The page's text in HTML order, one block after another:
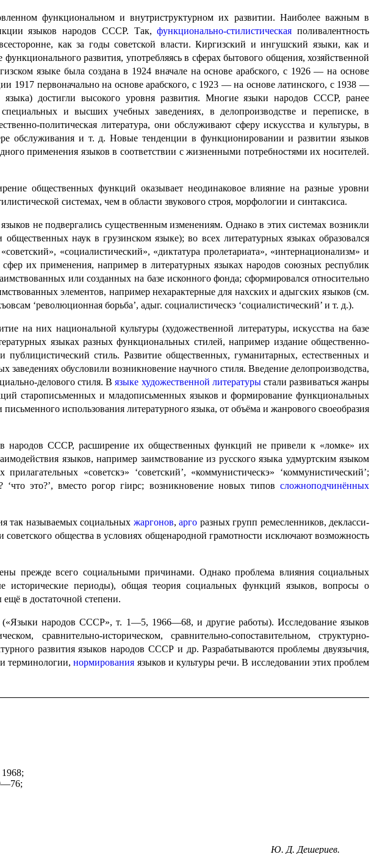
функциональном и внутриструктурном их развитии. Наиболее важным в
языков народов СССР. Так,функционально-стилистическая поливалентность
как за годы советской власти. Киргизский и ингушский языки, как и
развития, употребляясь в сферах бытового общения, хозяйственной
языке была создана в 1924 вначале на основе арабского, с 1926 — на основе
1917 первоначально на основе арабского, с 1923 — на основе латинского, с 1938 —
достигли высокого уровня развития. Многие языки народов СССР, ранее
и высших учебных заведениях, в делопроизводстве и переписке, в
политическая литература, они обслуживают сферу искусства и культуры, в
обслуживания и т. д. Новые тенденции в функционировании и развитии языков
применения языков в соответствии с жизненными потребностями их носителей.
общественных функций оказывает неодинаковое влияние на разные уровни
системах, чем в области звукового строя, морфологии и синтаксиса.
не подвергались существенным изменениям. Однако в этих системах возникли
наук в грузинском языке); во всех литературных языках образовался
«социалистический», «диктатура пролетариата», «интернационализм» и
их применения, например в литературных языках народов союзных республик
или созданных на базе исконного фонда; сформировался относительно
элементов, например нехарактерные для нахских и адыгских языков (см.
‘революционная борьба’, адыг. социалистическэ ‘социалистический’ и т. д.).
на них национальной культуры (художественной литературы, искусства на базе
языках разных функциональных стилей, например издание обществен­но-
стиль. Развитие общественных, гуманитар­ных, естествен­ных и
обусловили возникновение научного стиля. Введение делопроизводства,
делового стиля. Вязыке художе­ствен­ной литературыстали разви­вать­ся жанры
старописьменных и младописьменных языков и формирование функциональных
использования литературного языка, от объёма и жанрового своеобразия
народов СССР, расширение их общественных функций не привели к «ломке» их
языков, например заимствование из русского языка удмуртским языком
«советскэ» ‘советский’, «коммунистическэ» ‘коммунисти­че­ский’;
это?’, вместо рогор гіирс; возникновение новых типов сложно­под­чи­нён­ных
так называемых социальных жаргонов,арго разных групп ремеслен­ни­ков, декласси­
общества в условиях общенарод­ной грамотности исключают возможность
прежде всего социальными причинами. Однако проблема влияния социальных
периоды), общая теория социальных функций языков, вопросы о
в достаточной степени.
народов СССР», т. 1—5, 1966—68, и другие работы). Исследование языков
сравни­тель­но-историческом, сравнительно-сопоста­ви­тель­ном, структурно-
развития языков народов СССР и др. Разра­ба­ты­ва­ют­ся проблемы двуязычия,
терминологии,норми­ро­ва­ния языков и культуры речи. В иссле­до­ва­нии этих проблем
Ю. Д. Дешериев.